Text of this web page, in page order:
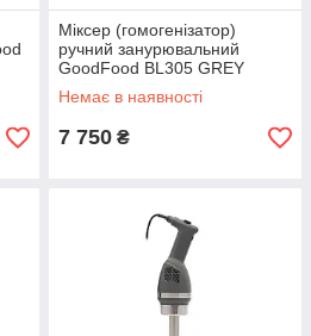
Міксер (гомогенізатор)
ручний занурювальний
GoodFood BL305 GREY
Немає в наявності
7 750 ₴